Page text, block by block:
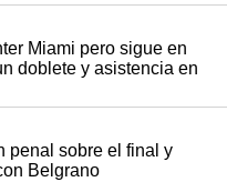
Miami pero sigue en
doblete y asistencia en
penal sobre el final y
Belgrano